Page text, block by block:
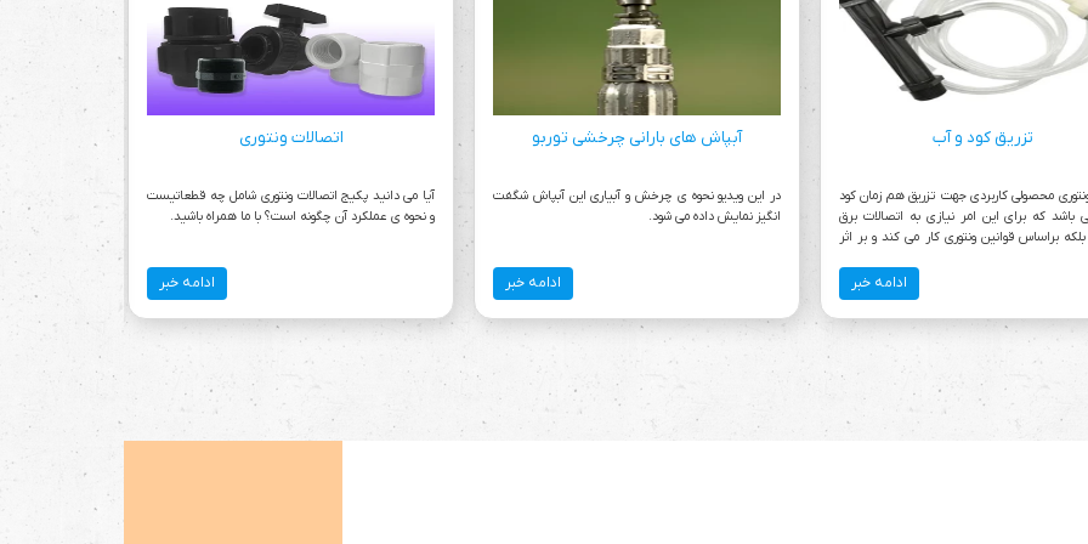
تزریق کود و آب
ونتوری محصولی کاربردی جهت تزریق هم زمان کود
باشد که برای این امر نیازی به اتصالات برق
براساس قوانین ونتوری کار می کند و بر اثر
ادامه خبر
آبپاش های بارانی چرخشی توربو
در این ویدیو نحوه ی چرخش و آبیاری این آبپاش شگفت
انگیز نمایش داده می شود.
ادامه خبر
اتصالات ونتوری
آیا می دانید پکیج اتصالات ونتوری شامل چه قطعاتیست
و نحوه ی عملکرد آن چگونه است؟ با ما همراه باشید.
ادامه خبر